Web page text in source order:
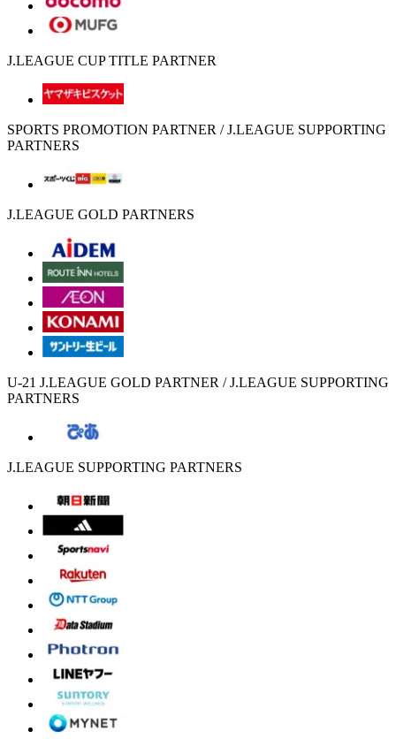
J.LEAGUE CUP TITLE PARTNER
SPORTS PROMOTION PARTNER / J.LEAGUE SUPPORTING
PARTNERS
J.LEAGUE GOLD PARTNERS
U-21 J.LEAGUE GOLD PARTNER / J.LEAGUE SUPPORTING
PARTNERS
J.LEAGUE SUPPORTING PARTNERS